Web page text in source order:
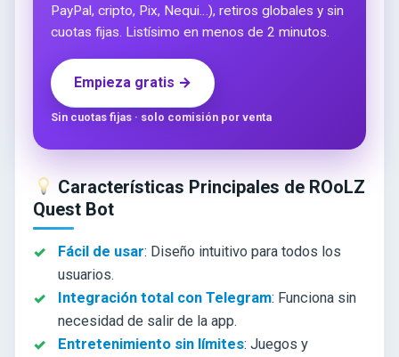
PayPal, cripto, Pix, Nequi…), retiros globales y sin
cuotas fijas. Listísimo en menos de 2 minutos.
Empieza gratis →
Sin cuotas fijas · solo comisión por venta
Características Principales de ROoLZ
Quest Bot
Fácil de usar: Diseño intuitivo para todos los
usuarios.
Integración total con Telegram: Funciona sin
necesidad de salir de la app.
Entretenimiento sin límites: Juegos y